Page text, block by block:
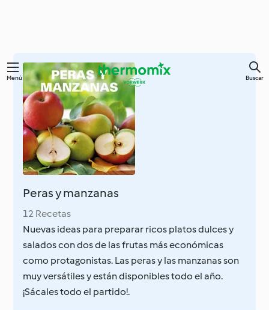
contenido
principal
Menú Buscar
Peras y manzanas
12 Recetas
Nuevas ideas para preparar ricos platos dulces y
salados con dos de las frutas más económicas
como protagonistas. Las peras y las manzanas son
muy versátiles y están disponibles todo el año.
¡Sácales todo el partido!.